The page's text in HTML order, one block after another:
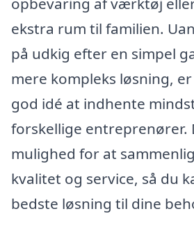
ekstra rum til familien.
på udkig efter en simpel
mere kompleks løsning,
god idé at indhente
forskellige entreprenører.
mulighed for at
kvalitet og service, så du
bedste løsning til dine